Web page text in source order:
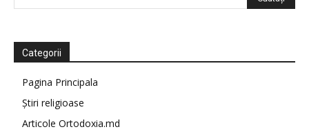
Categorii
Pagina Principala
Știri religioase
Articole Ortodoxia.md